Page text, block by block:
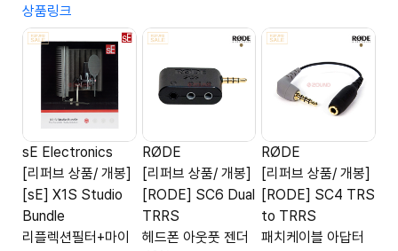
상품링크
sE Electronics
[리퍼브 상품/ 개봉]
[sE] X1S Studio
Bundle
리플렉션필터+마이
RØDE
[리퍼브 상품/ 개봉]
[RODE] SC6 Dual
TRRS
헤드폰 아웃풋 젠더
RØDE
[리퍼브 상품/ 개봉]
[RODE] SC4 TRS
to TRRS
패치케이블 아답터